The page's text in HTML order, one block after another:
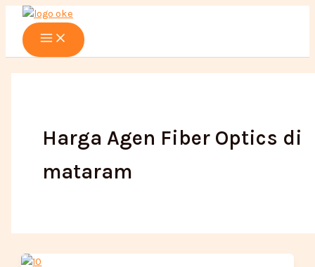
Lewati
konten
Main
Menu
Harga Agen Fiber Optics di
mataram